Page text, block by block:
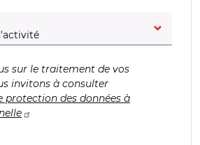
sur le traitement de vos
invitons à consulter
protection des données à